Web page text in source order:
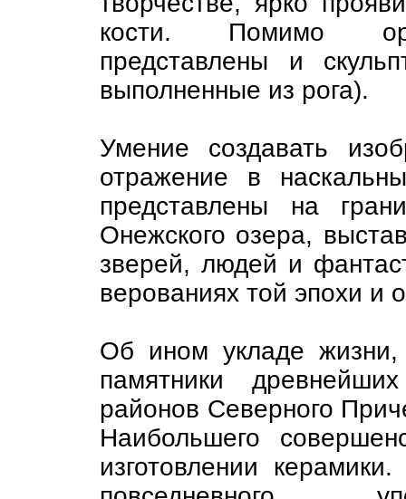
кости. Помимо
представлены и
выполненные из рога).
Умение создавать
отражение в
представлены на
Онежского озера,
зверей, людей и
верованиях той эпохи и
Об ином укладе жизни,
памятники
районов Северного
Наибольшего
изготовлении